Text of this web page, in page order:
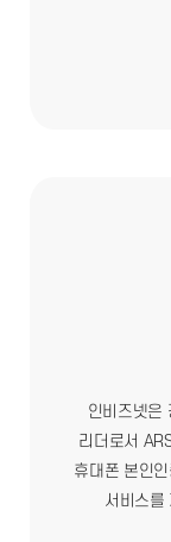
인비즈넷은
리더로서
휴대폰 본인
서비스를